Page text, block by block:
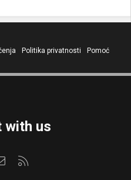
Politika privatnosti
Pomoć
with us
Kontaktirajte nas